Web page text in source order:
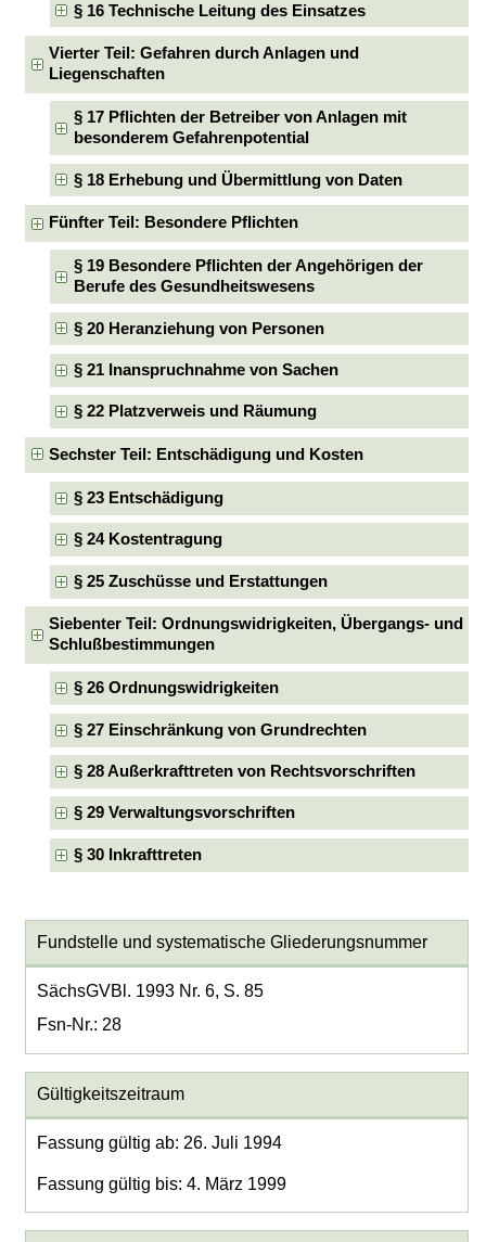
§ 16 Technische Leitung des Einsatzes
Vierter Teil: Gefahren durch Anlagen und
Liegenschaften
§ 17 Pflichten der Betreiber von Anlagen mit
besonderem Gefahrenpotential
§ 18 Erhebung und Übermittlung von Daten
Fünfter Teil: Besondere Pflichten
§ 19 Besondere Pflichten der Angehörigen der
Berufe des Gesundheitswesens
§ 20 Heranziehung von Personen
§ 21 Inanspruchnahme von Sachen
§ 22 Platzverweis und Räumung
Sechster Teil: Entschädigung und Kosten
§ 23 Entschädigung
§ 24 Kostentragung
§ 25 Zuschüsse und Erstattungen
Siebenter Teil: Ordnungswidrigkeiten, Übergangs- und
Schlußbestimmungen
§ 26 Ordnungswidrigkeiten
§ 27 Einschränkung von Grundrechten
§ 28 Außerkrafttreten von Rechtsvorschriften
§ 29 Verwaltungsvorschriften
§ 30 Inkrafttreten
Fundstelle und systematische Gliederungsnummer
SächsGVBl. 1993 Nr. 6, S. 85
Fsn-Nr.: 28
Gültigkeitszeitraum
Fassung gültig ab: 26. Juli 1994
Fassung gültig bis: 4. März 1999